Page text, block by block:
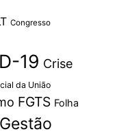
Congresso
19 Crise
da União
FGTS Folha
Gestão